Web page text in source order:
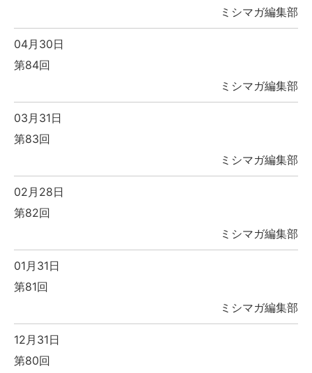
ミシマガ編集部
04月30日
第84回
ミシマガ編集部
03月31日
第83回
ミシマガ編集部
02月28日
第82回
ミシマガ編集部
01月31日
第81回
ミシマガ編集部
12月31日
第80回